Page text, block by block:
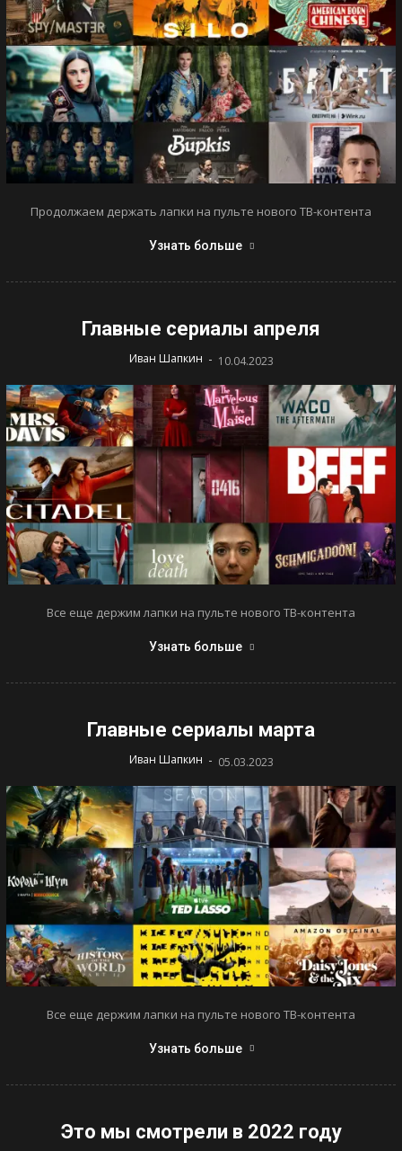
Продолжаем держать лапки на пульте нового ТВ-контента
Узнать больше
Главные сериалы апреля
Иван Шапкин - 10.04.2023
Все еще держим лапки на пульте нового ТВ-контента
Узнать больше
Главные сериалы марта
Иван Шапкин - 05.03.2023
Все еще держим лапки на пульте нового ТВ-контента
Узнать больше
Это мы смотрели в 2022 году